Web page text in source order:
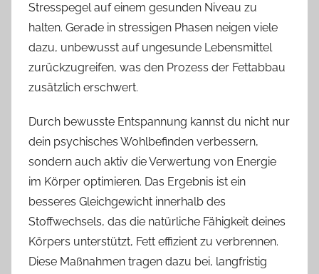
Stresspegel auf einem gesunden Niveau zu
halten. Gerade in stressigen Phasen neigen viele
dazu, unbewusst auf ungesunde Lebensmittel
zurückzugreifen, was den Prozess der Fettabbau
zusätzlich erschwert.
Durch bewusste Entspannung kannst du nicht nur
dein psychisches Wohlbefinden verbessern,
sondern auch aktiv die Verwertung von Energie
im Körper optimieren. Das Ergebnis ist ein
besseres Gleichgewicht innerhalb des
Stoffwechsels, das die natürliche Fähigkeit deines
Körpers unterstützt, Fett effizient zu verbrennen.
Diese Maßnahmen tragen dazu bei, langfristig